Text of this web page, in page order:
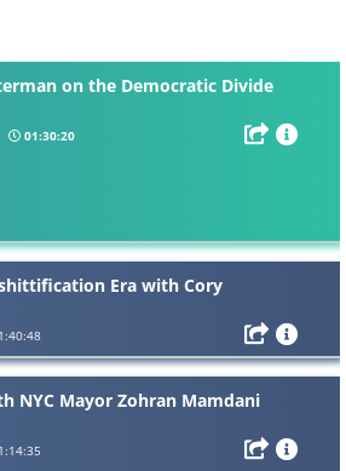
on the Democratic Divide
01:30:20
Era with Cory
NYC Mayor Zohran Mamdani